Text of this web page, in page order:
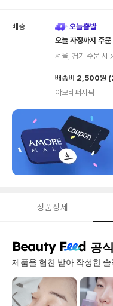
배송
오늘 자정까지 주문
서울, 경기 주문 시
배송비 2,500원
아모레퍼시픽
상품상세
공
제품을 협찬 받아 작성한